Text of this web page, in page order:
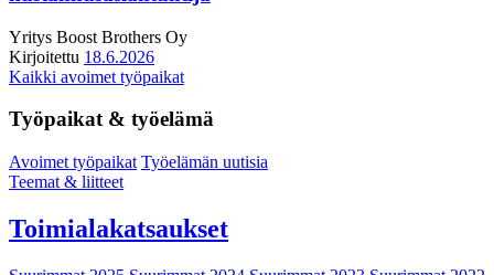
Yritys Boost Brothers Oy
Kirjoitettu 18.6.2026
Kaikki avoimet työpaikat
Työpaikat & työelämä
Avoimet työpaikat Työelämän uutisia
Teemat & liitteet
Toimialakatsaukset